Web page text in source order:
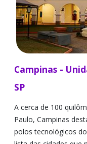
Campinas -
SP
A cerca de 100
Paulo, Campinas
polos tecnológicos